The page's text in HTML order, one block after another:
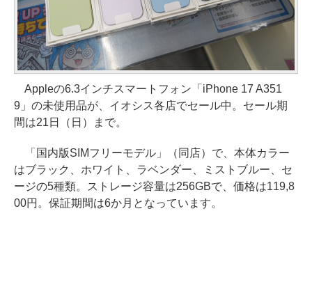
Appleの6.3インチスマートフォン「iPhone 17 A351
9」の未使用品が、イオシス各店でセール中。セール期
間は21日（日）まで。
「国内版SIMフリーモデル」（同店）で、本体カラー
はブラック、ホワイト、ラベンダー、ミストブルー、セ
ージの5種類。ストレージ容量は256GBで、価格は119,8
00円。保証期間は6か月となっています。